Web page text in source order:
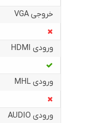
خروجی VGA
ورودی HDMI
ورودی MHL
ورودی AUDIO